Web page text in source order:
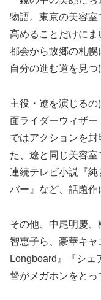
物語。東京の美容
高めることだけに
都会から故郷の札幌
自分の進む道を見つ
主役・遼を演じる
面ライダーウィザ
ではアクションを
た、遼と同じ美容
連続テレビ小説『
バー』など、話題作
その他、中尾明慶
智恵子ら、豪華キ
Longboard』『シェ
督がメガホンをとっ